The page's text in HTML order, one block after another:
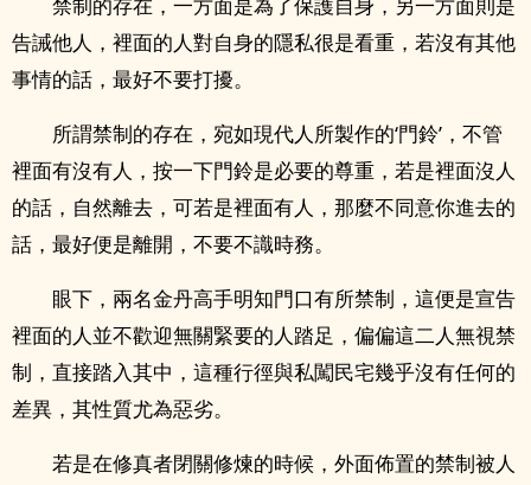
告誡他人，裡面的人對自身的隱私很是看重，若沒有其他
事情的話，最好不要打擾。
所謂禁制的存在，宛如現代人所製作的‘門鈴’，不管
裡面有沒有人，按一下門鈴是必要的尊重，若是裡面沒人
的話，自然離去，可若是裡面有人，那麼不同意你進去的
話，最好便是離開，不要不識時務。
眼下，兩名金丹高手明知門口有所禁制，這便是宣告
裡面的人並不歡迎無關緊要的人踏足，偏偏這二人無視禁
制，直接踏入其中，這種行徑與私闖民宅幾乎沒有任何的
差異，其性質尤為惡劣。
若是在修真者閉關修煉的時候，外面佈置的禁制被人